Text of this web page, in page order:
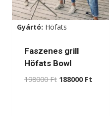
változatok
a
termékoldalon
választhatók
ki
Gyártó: Höfats
Faszenes grill
Höfats Bowl
198000Ft Original
188000 Ft